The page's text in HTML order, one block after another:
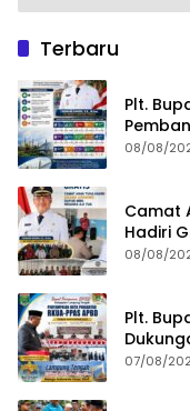
Terbaru
Plt.
pada
08/08/
Camat
Hadiri
Aji Tua
08/08/
Plt.
RKUA-
07/08/